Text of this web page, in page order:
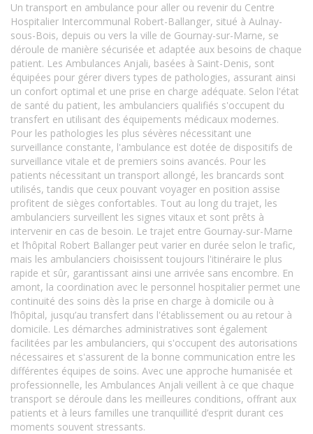
Un transport en ambulance pour aller ou revenir du Centre
Hospitalier Intercommunal Robert-Ballanger, situé à Aulnay-
sous-Bois, depuis ou vers la ville de Gournay-sur-Marne, se
déroule de manière sécurisée et adaptée aux besoins de chaque
patient. Les Ambulances Anjali, basées à Saint-Denis, sont
équipées pour gérer divers types de pathologies, assurant ainsi
un confort optimal et une prise en charge adéquate. Selon l'état
de santé du patient, les ambulanciers qualifiés s'occupent du
transfert en utilisant des équipements médicaux modernes.
Pour les pathologies les plus sévères nécessitant une
surveillance constante, l'ambulance est dotée de dispositifs de
surveillance vitale et de premiers soins avancés. Pour les
patients nécessitant un transport allongé, les brancards sont
utilisés, tandis que ceux pouvant voyager en position assise
profitent de sièges confortables. Tout au long du trajet, les
ambulanciers surveillent les signes vitaux et sont prêts à
intervenir en cas de besoin. Le trajet entre Gournay-sur-Marne
et l’hôpital Robert Ballanger peut varier en durée selon le trafic,
mais les ambulanciers choisissent toujours l'itinéraire le plus
rapide et sûr, garantissant ainsi une arrivée sans encombre. En
amont, la coordination avec le personnel hospitalier permet une
continuité des soins dès la prise en charge à domicile ou à
l’hôpital, jusqu’au transfert dans l'établissement ou au retour à
domicile. Les démarches administratives sont également
facilitées par les ambulanciers, qui s'occupent des autorisations
nécessaires et s'assurent de la bonne communication entre les
différentes équipes de soins. Avec une approche humanisée et
professionnelle, les Ambulances Anjali veillent à ce que chaque
transport se déroule dans les meilleures conditions, offrant aux
patients et à leurs familles une tranquillité d’esprit durant ces
moments souvent stressants.